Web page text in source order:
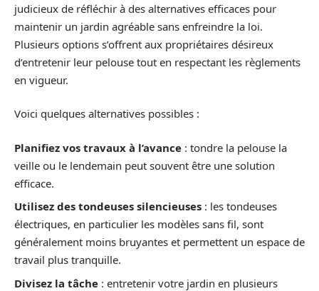
judicieux de réfléchir à des alternatives efficaces pour
maintenir un jardin agréable sans enfreindre la loi.
Plusieurs options s’offrent aux propriétaires désireux
d’entretenir leur pelouse tout en respectant les règlements
en vigueur.
Voici quelques alternatives possibles :
Planifiez vos travaux à l’avance : tondre la pelouse la
veille ou le lendemain peut souvent être une solution
efficace.
Utilisez des tondeuses silencieuses : les tondeuses
électriques, en particulier les modèles sans fil, sont
généralement moins bruyantes et permettent un espace de
travail plus tranquille.
Divisez la tâche : entretenir votre jardin en plusieurs